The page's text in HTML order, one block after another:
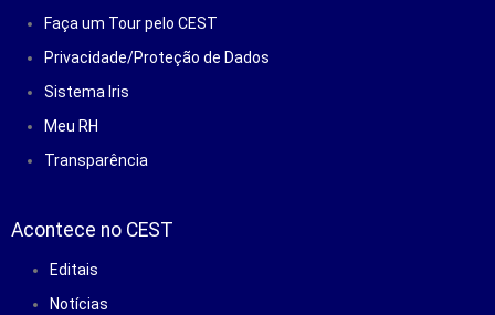
Faça um Tour pelo CEST
Privacidade/Proteção de Dados
Sistema Iris
Meu RH
Transparência
Acontece no CEST
Editais
Notícias